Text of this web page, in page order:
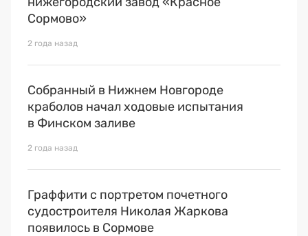
Сормово»
2 года назад
Собранный в Нижнем Новгороде
краболов начал ходовые испытания
в Финском заливе
2 года назад
Граффити с портретом почетного
судостроителя Николая Жаркова
появилось в Сормове